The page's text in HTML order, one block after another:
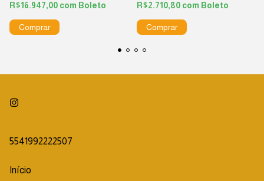
R$16.947,00 com Boleto R$2.710,80 com Boleto
5541992222507
Início